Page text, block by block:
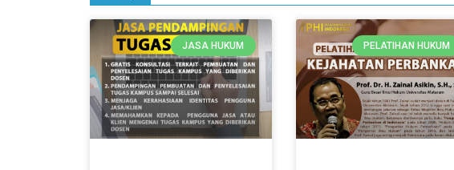
JASA HUKUM PELATIHAN HUKUM